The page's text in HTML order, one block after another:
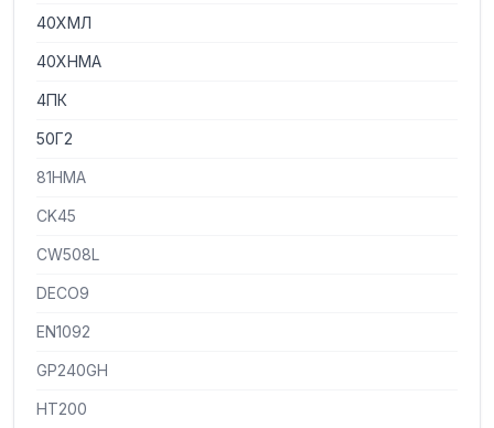
40ХМЛ
40ХНМА
4ПК
50Г2
81НМА
CK45
CW508L
DECO9
EN1092
GP240GH
HT200